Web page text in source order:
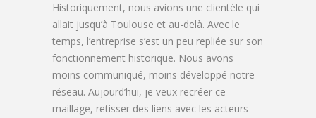
Historiquement, nous avions une clientèle qui
allait jusqu’à Toulouse et au-delà. Avec le
temps, l’entreprise s’est un peu repliée sur son
fonctionnement historique. Nous avons
moins communiqué, moins développé notre
réseau. Aujourd’hui, je veux recréer ce
maillage, retisser des liens avec les acteurs